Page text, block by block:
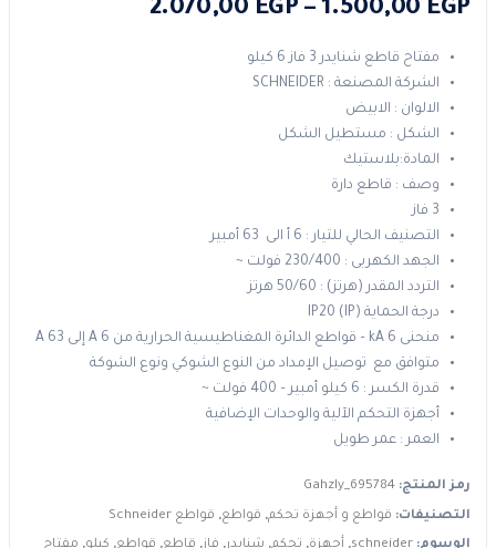
1.500,00 EGP
–
2.070,00 EGP
مفتاح قاطع شنايدر 3 فاز 6 كيلو
الشركة المصنعة : SCHNEIDER
الالوان : الابيض
الشكل : مستطيل الشكل
المادة:بلاستيك
وصف : قاطع دارة
3 فاز
التصنيف الحالي للتيار : 6 أ الى 63 أمبير
الجهد الكهربى : 230/400 فولت ~
التردد المقدر (هرتز) : 50/60 هرتز
درجة الحماية (IP) IP20
منحنى 6 kA – قواطع الدائرة المغناطيسية الحرارية من 6 A إلى 63 A
متوافق مع توصيل الإمداد من النوع الشوكي ونوع الشوكة
قدرة الكسر : 6 كيلو أمبير – 400 فولت ~
أجهزة التحكم الآلية والوحدات الإضافية
العمر : عمر طويل
رمز المنتج: Gahzly_695784
التصنيفات: قواطع و أجهزة تحكم, قواطع, قواطع Schneider